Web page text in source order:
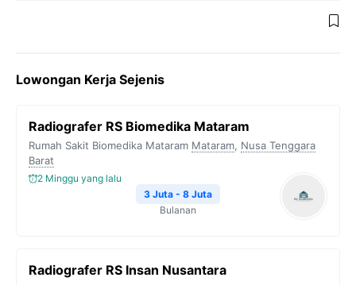
Lowongan Kerja Sejenis
Radiografer RS Biomedika Mataram
Rumah Sakit Biomedika Mataram Mataram, Nusa Tenggara
Barat
2 Minggu yang lalu
3 Juta - 8 Juta
Bulanan
Radiografer RS Insan Nusantara